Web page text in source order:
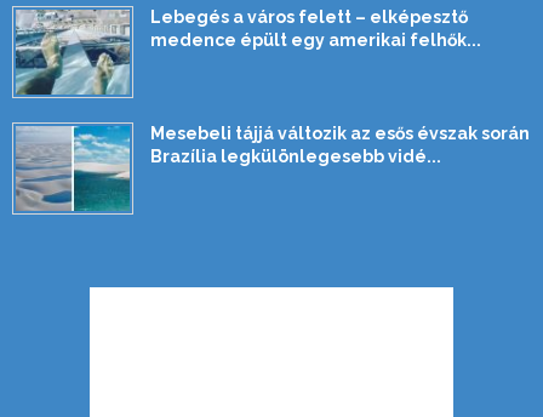
Lebegés a város felett – elképesztő
medence épült egy amerikai felhők...
Mesebeli tájjá változik az esős évszak során
Brazília legkülönlegesebb vidé...